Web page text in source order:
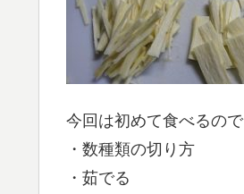
今回は初めて食べるので
・数種類の切り方
・茹でる